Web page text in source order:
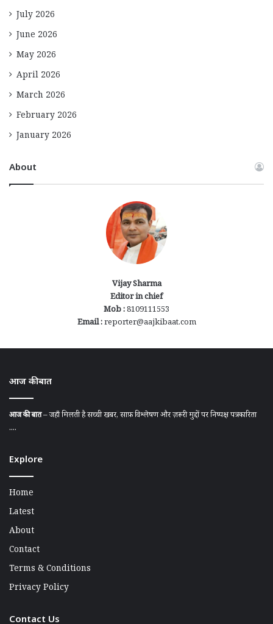
July 2026
June 2026
May 2026
April 2026
March 2026
February 2026
January 2026
About
Vijay Sharma
Editor in chief
Mob :8109111553
Email :reporter@aajkibaat.com
आज की बात
आज की बात– जहाँ मिलती है सच्ची खबर, साफ़ विश्लेषण और ज़रूरी मुद्दों पर निष्पक्ष पत्रकारिता
....
Explore
Home
Latest
About
Contact
Terms & Conditions
Privacy Policy
Contact Us